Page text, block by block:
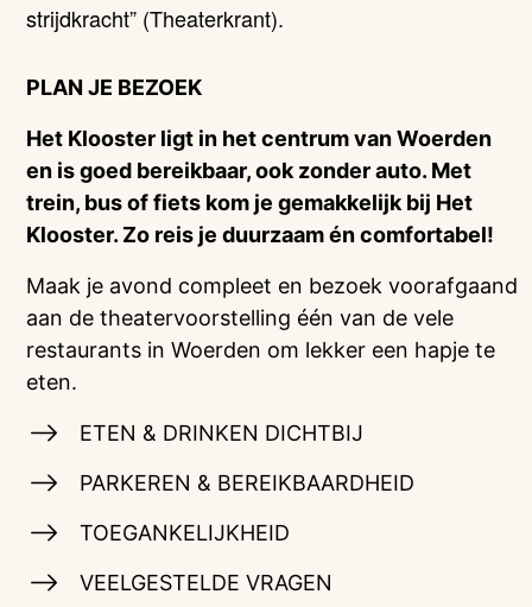
strijdkracht” (Theaterkrant).
PLAN JE BEZOEK
Het Klooster ligt in het centrum van Woerden
en is goed bereikbaar, ook zonder auto. Met
trein, bus of fiets kom je gemakkelijk bij Het
Klooster. Zo reis je duurzaam én comfortabel!
Maak je avond compleet en bezoek voorafgaand
aan de theatervoorstelling één van de vele
restaurants in Woerden om lekker een hapje te
eten.
ETEN & DRINKEN DICHTBIJ
PARKEREN & BEREIKBAARDHEID
TOEGANKELIJKHEID
VEELGESTELDE VRAGEN